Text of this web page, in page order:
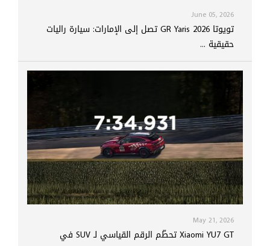
June 05, 2026
تويوتا GR Yaris 2026 تصل إلى الإمارات: سيارة راليات
حقيقية ...
May 21, 2026
Xiaomi YU7 GT تحطّم الرقم القياسي لـ SUV في